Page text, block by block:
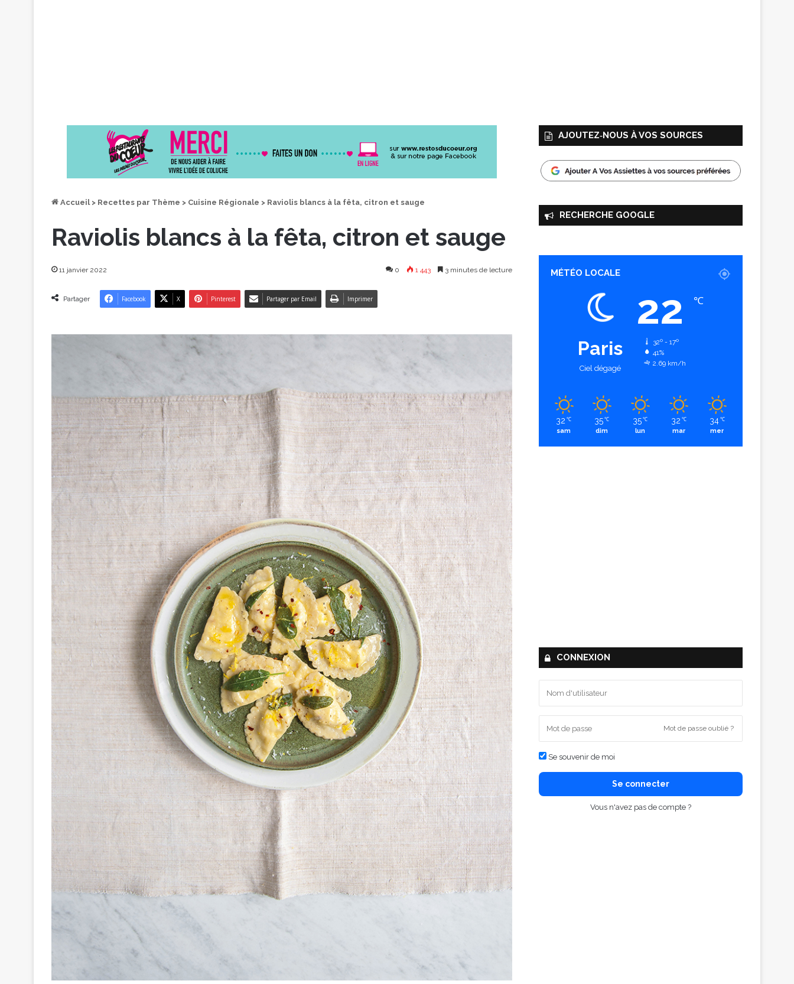
Accueil > Recettes par Thème > Cuisine Régionale > Raviolis blancs à la fêta, citron et sauge
Raviolis blancs à la fêta, citron et sauge
11 janvier 2022 0 1 443 3 minutes de lecture
Partager Facebook X Pinterest Partager par Email Imprimer
AJOUTEZ‑NOUS À VOS SOURCES
RECHERCHE GOOGLE
MÉTÉO LOCALE
Paris
Ciel dégagé
22 ℃
32º - 17º
41%
2.69 km/h
32 ℃
sam
35 ℃
dim
35 ℃
lun
32 ℃
mar
34 ℃
mer
CONNEXION
Mot de passe oublié ?
Se souvenir de moi
Se connecter
Vous n'avez pas de compte ?